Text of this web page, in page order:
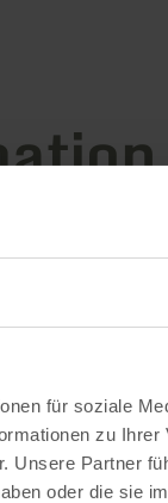
für soziale
zu Ihrer
Unsere Partner
oder die sie